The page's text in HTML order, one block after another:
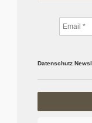
Datenschutz